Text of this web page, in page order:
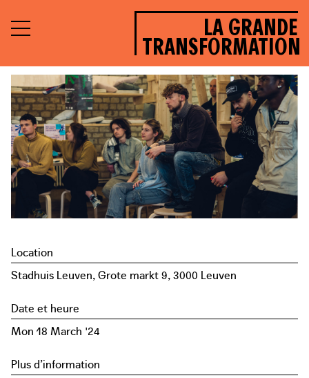
LA GRANDE
TRANSFORMATION
Location
Stadhuis Leuven, Grote markt 9, 3000 Leuven
Date et heure
Mon 18 March '24
Plus d’information